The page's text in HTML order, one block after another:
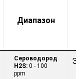
Диапазон
Сероводород
H2S: 0 - 100
ppm